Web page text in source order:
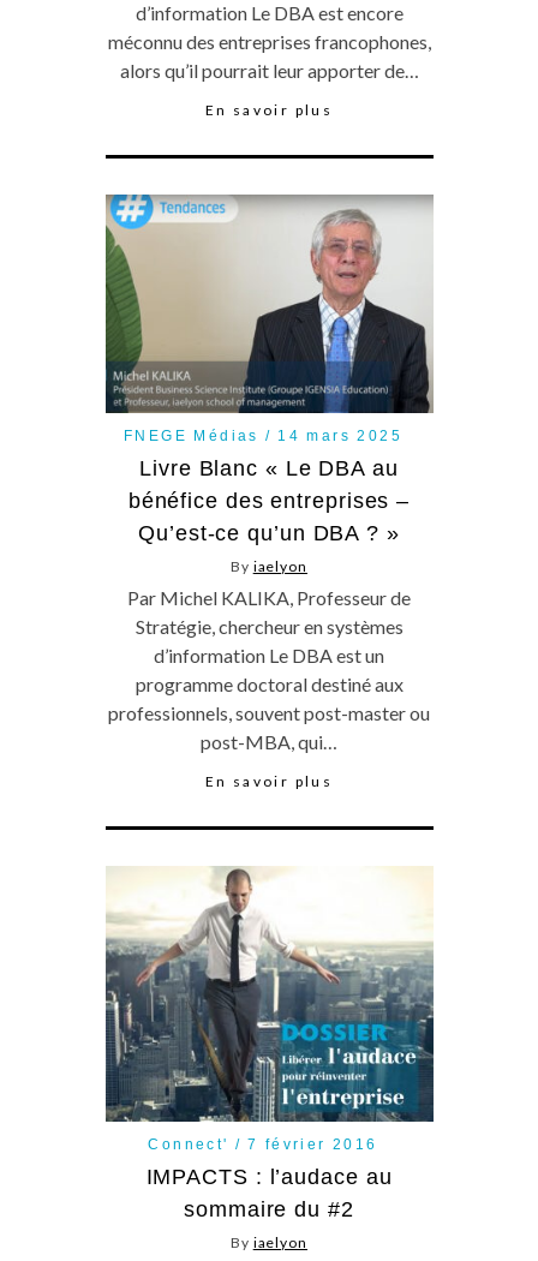
d’information Le DBA est encore
méconnu des entreprises francophones,
alors qu’il pourrait leur apporter de…
En savoir plus
FNEGE Médias 14 mars 2025
Livre Blanc « Le DBA au
bénéfice des entreprises –
Qu’est-ce qu’un DBA ? »
By iaelyon
Par Michel KALIKA, Professeur de
Stratégie, chercheur en systèmes
d’information Le DBA est un
programme doctoral destiné aux
professionnels, souvent post-master ou
post-MBA, qui…
En savoir plus
Connect' 7 février 2016
IMPACTS : l’audace au
sommaire du #2
By iaelyon